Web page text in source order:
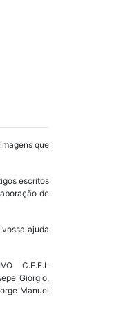
que
escritos
de
ajuda
C.F.E.L
Giorgio,
Manuel